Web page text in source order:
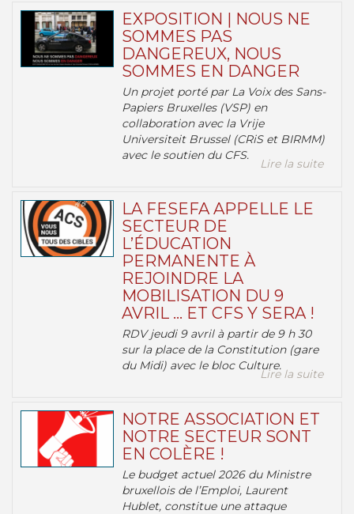
EXPOSITION | NOUS NE
SOMMES PAS
DANGEREUX, NOUS
SOMMES EN DANGER
Un projet porté par La Voix des Sans-
Papiers Bruxelles (VSP) en
collaboration avec la Vrije
Universiteit Brussel (CRiS et BIRMM)
avec le soutien du CFS.
Lire la suite
LA FESEFA APPELLE LE
SECTEUR DE
L’ÉDUCATION
PERMANENTE À
REJOINDRE LA
MOBILISATION DU 9
AVRIL … ET CFS Y SERA !
RDV jeudi 9 avril à partir de 9 h 30
sur la place de la Constitution (gare
du Midi) avec le bloc Culture.
Lire la suite
NOTRE ASSOCIATION ET
NOTRE SECTEUR SONT
EN COLÈRE !
Le budget actuel 2026 du Ministre
bruxellois de l’Emploi, Laurent
Hublet, constitue une attaque